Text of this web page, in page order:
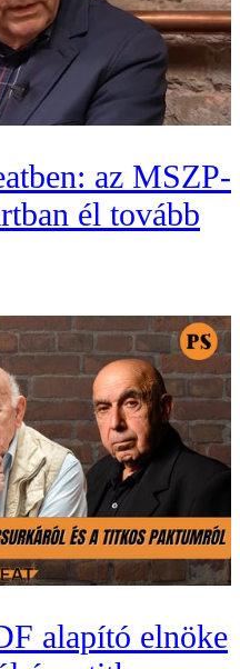
az MSZP-
él tovább
alapító elnöke